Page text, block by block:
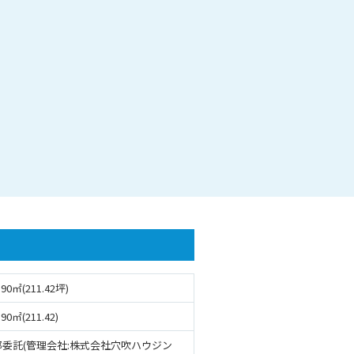
㎡(211.42坪)
㎡(211.42)
託(管理会社:株式会社穴吹ハウジン